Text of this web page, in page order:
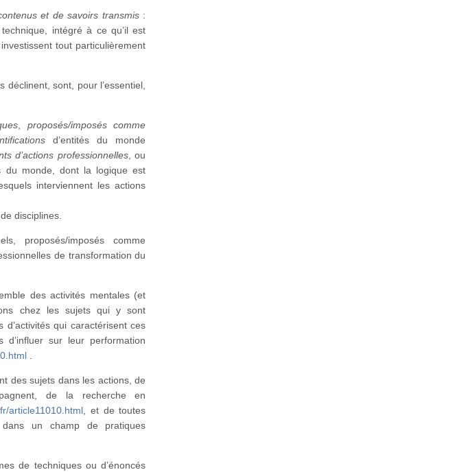
et de savoirs transmis:
technique, intégré à ce qu’il est
investissent tout particulièrement
déclinent, sont, pour l’essentiel,
proposés/imposés comme
d’entités du monde
d’actions professionnelles, ou
du monde, dont la logique est
interviennent les actions
disciplines.
proposés/imposés comme
de transformation du
des activités mentales (et
chez les sujets qui y sont
qui caractérisent ces
sur leur performation
des sujets dans les actions, de
de la recherche en
article11010.html , et de toutes
un champ de pratiques
de techniques ou d’énoncés